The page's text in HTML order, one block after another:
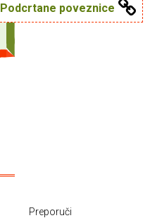
Podcrtane poveznice
Preporuči